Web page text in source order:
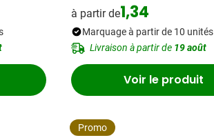
à partir de1,34
Marquage à partir de 10 unités
Livraison à partir de 19 août
Voir le produit
Promo